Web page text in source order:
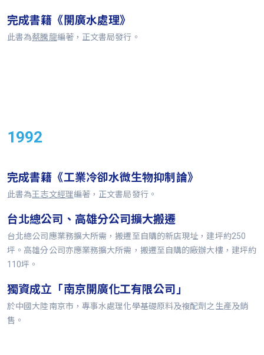
完成書籍《開廣水處理》
此書為蔡騰龍編著，正文書局發行。
1992
完成書籍《工業冷卻水微生物抑制論》
此書為王志文經理編著，正文書局發行。
台北總公司、高雄分公司擴大搬遷
台北總公司應業務擴大所需，搬遷至自購的新店現址，建坪約250
坪。高雄分公司亦應業務擴大所需，搬遷至自購的廠辦大樓，建坪約
110坪。
獨資成立「南京開廣化工有限公司」
於中國大陸南京市，專事水處理化學基礎原料及複配劑之生產及銷
售。